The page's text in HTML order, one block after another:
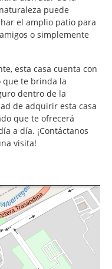
puede
el amplio patio para
o simplemente
esta casa cuenta con
que te brinda la
dentro de la
de adquirir esta casa
que te ofrecerá
a día. ¡Contáctanos
visita!